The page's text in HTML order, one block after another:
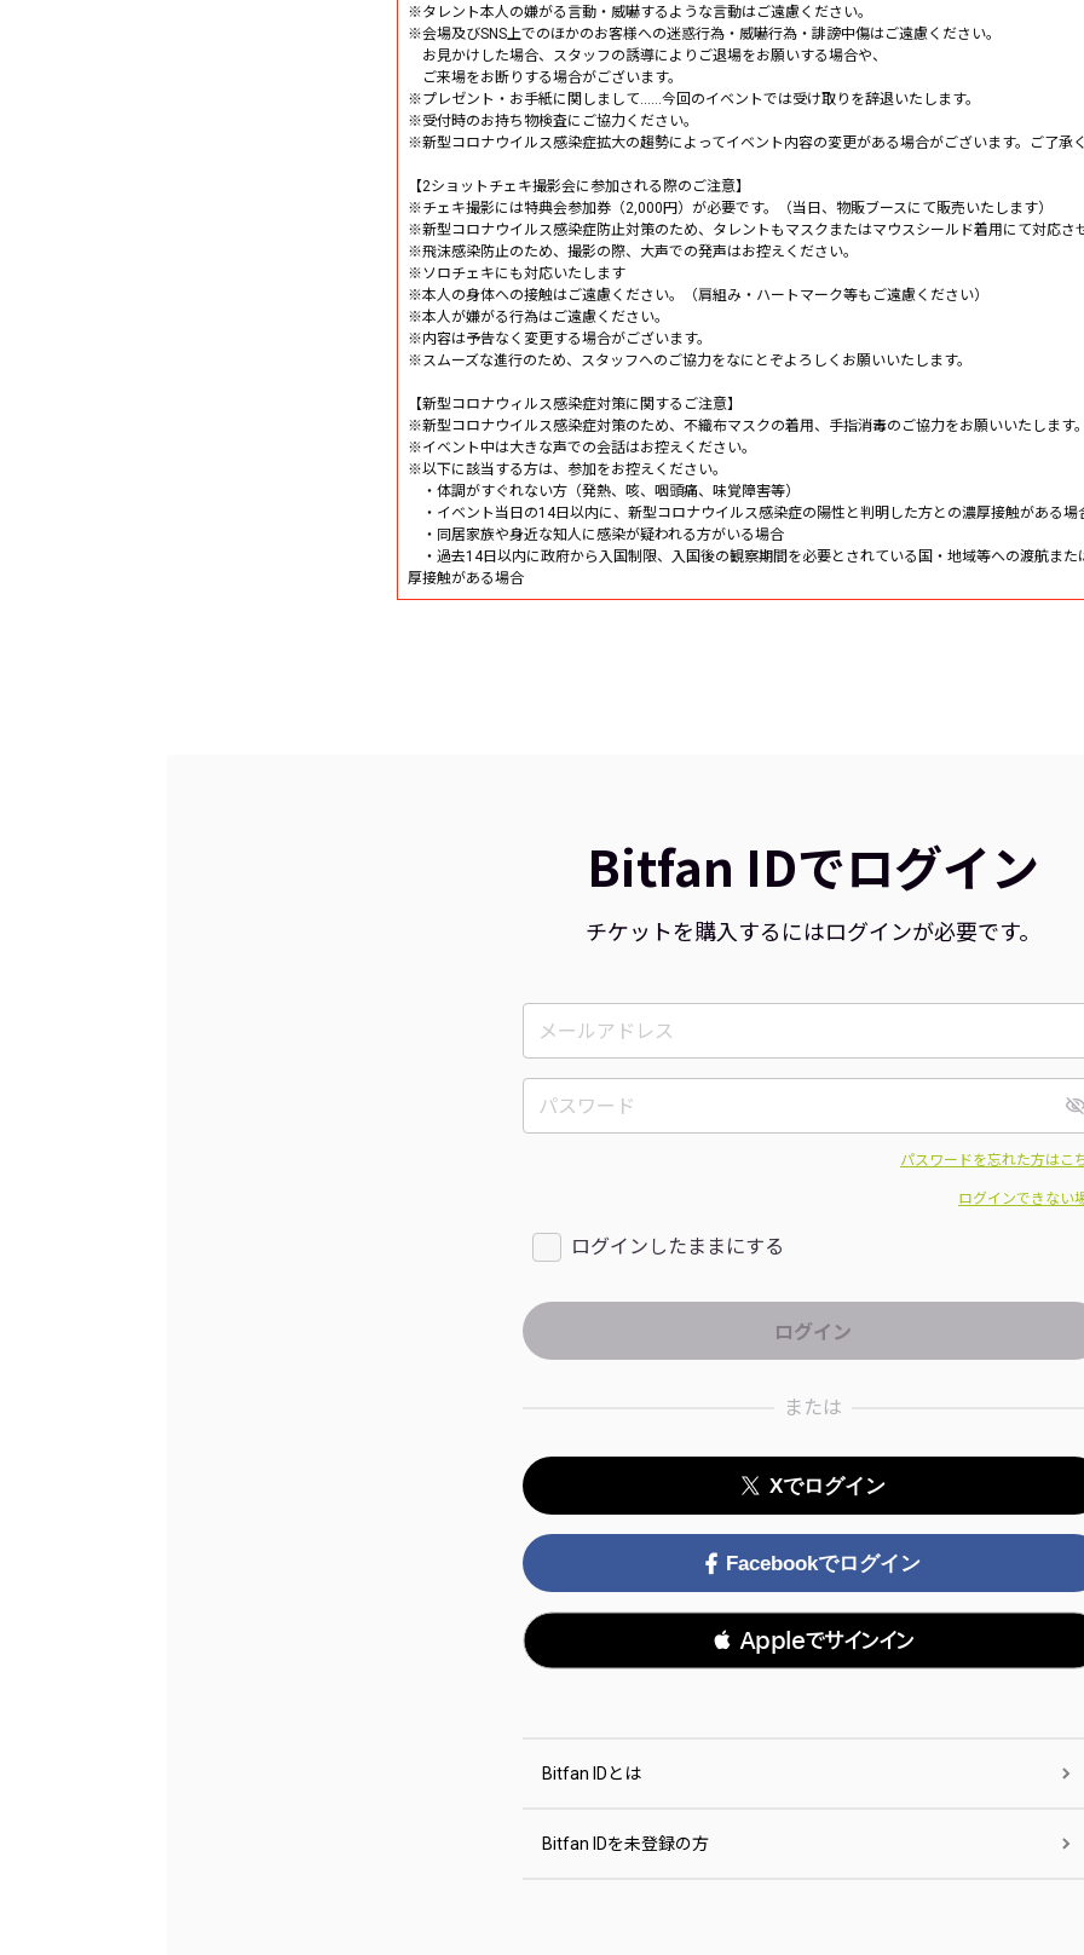
※タレント本人の嫌がる言動・威嚇するような言動はご遠慮ください。
※会場及びSNS上でのほかのお客様への迷惑行為・威嚇行為・誹謗中傷はご遠慮ください。
お見かけした場合、スタッフの誘導によりご退場をお願いする場合や、
ご来場をお断りする場合がございます。
※プレゼント・お手紙に関しまして……今回のイベントでは受け取りを辞退いたします。
※受付時のお持ち物検査にご協力ください。
※新型コロナウイルス感染症拡大の趨勢によってイベント内容の変更がある場合がございます。ご了承く
【2ショットチェキ撮影会に参加される際のご注意】
※チェキ撮影には特典会参加券（2,000円）が必要です。（当日、物販ブースにて販売いたします）
※新型コロナウイルス感染症防止対策のため、タレントもマスクまたはマウスシールド着用にて対応さ
※飛沫感染防止のため、撮影の際、大声での発声はお控えください。
※ソロチェキにも対応いたします
※本人の身体への接触はご遠慮ください。（肩組み・ハートマーク等もご遠慮ください）
※本人が嫌がる行為はご遠慮ください。
※内容は予告なく変更する場合がございます。
※スムーズな進行のため、スタッフへのご協力をなにとぞよろしくお願いいたします。
【新型コロナウィルス感染症対策に関するご注意】
※新型コロナウイルス感染症対策のため、不織布マスクの着用、手指消毒のご協力をお願いいたします。
※イベント中は大きな声での会話はお控えください。
※以下に該当する方は、参加をお控えください。
・体調がすぐれない方（発熱、咳、咽頭痛、味覚障害等）
・イベント当日の14日以内に、新型コロナウイルス感染症の陽性と判明した方との濃厚接触がある場
・同居家族や身近な知人に感染が疑われる方がいる場合
・過去14日以内に政府から入国制限、入国後の観察期間を必要とされている国・地域等への渡航また
厚接触がある場合
Bitfan IDでログイン
チケットを購入するにはログインが必要です。
パスワードを忘れた方はこ
ログインできない
ログインしたままにする
または
Xでログイン
Facebookでログイン
 Appleでサインイン
Bitfan IDとは
Bitfan IDを未登録の方